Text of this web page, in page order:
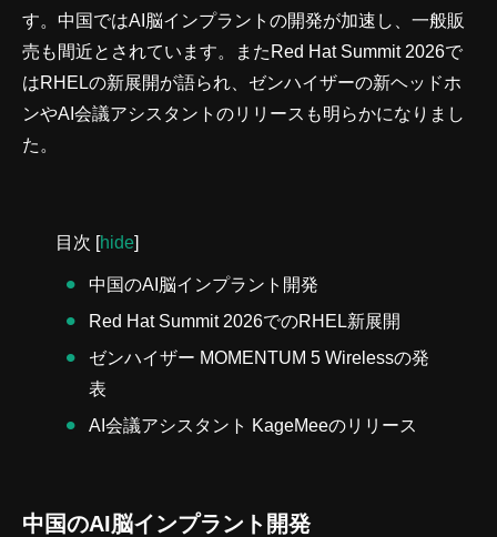
す。中国ではAI脳インプラントの開発が加速し、一般販
売も間近とされています。またRed Hat Summit 2026で
はRHELの新展開が語られ、ゼンハイザーの新ヘッドホ
ンやAI会議アシスタントのリリースも明らかになりまし
た。
目次 [hide]
中国のAI脳インプラント開発
Red Hat Summit 2026でのRHEL新展開
ゼンハイザー MOMENTUM 5 Wirelessの発
表
AI会議アシスタント KageMeeのリリース
中国のAI脳インプラント開発